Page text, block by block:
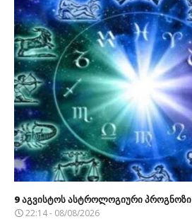
9 აგვისტოს ასტროლოგიური პროგნოზი
22:14 - 08/08/2026